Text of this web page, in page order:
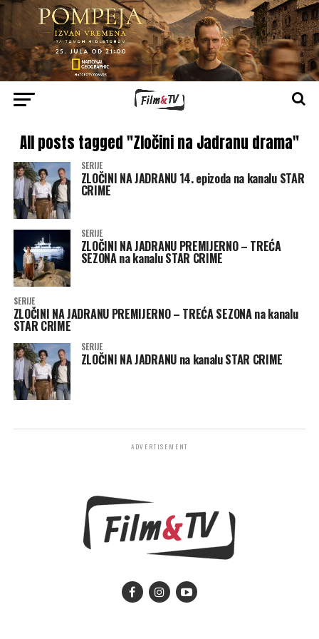
All posts tagged "Zločini na Jadranu drama"
SERIJE
ZLOČINI NA JADRANU 14. epizoda na kanalu STAR
CRIME
SERIJE
ZLOČINI NA JADRANU PREMIJERNO – TREĆA
SEZONA na kanalu STAR CRIME
SERIJE
ZLOČINI NA JADRANU PREMIJERNO – TREĆA SEZONA na kanalu
STAR CRIME
SERIJE
ZLOČINI NA JADRANU na kanalu STAR CRIME
ADVERTISEMENT